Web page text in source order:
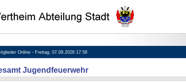
Online - Freitag, 07.08.2026 17:58
Jugendfeuerwehr